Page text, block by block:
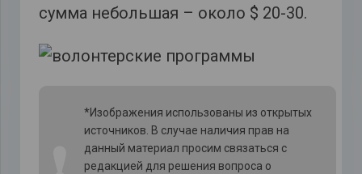
сумма небольшая – около $ 20-30.
*Изображения использованы из открытых
источников. В случае наличия прав на
данный материал просим связаться с
редакцией для решения вопроса о